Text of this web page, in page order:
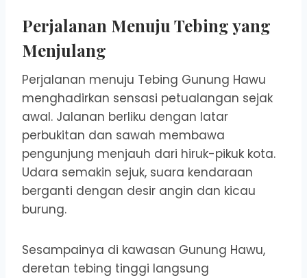
Perjalanan Menuju Tebing yang
Menjulang
Perjalanan menuju Tebing Gunung Hawu
menghadirkan sensasi petualangan sejak
awal. Jalanan berliku dengan latar
perbukitan dan sawah membawa
pengunjung menjauh dari hiruk-pikuk kota.
Udara semakin sejuk, suara kendaraan
berganti dengan desir angin dan kicau
burung.
Sesampainya di kawasan Gunung Hawu,
deretan tebing tinggi langsung